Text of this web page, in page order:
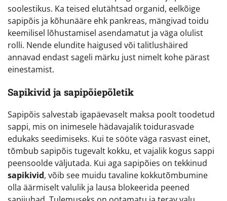
soolestikus. Ka teised elutähtsad organid, eelkõige
sapipõis ja kõhunääre ehk pankreas, mängivad toidu
keemilisel lõhustamisel asendamatut ja väga olulist
rolli. Nende elundite haigused või talitlushäired
annavad endast sageli märku just nimelt kohe pärast
einestamist.
Sapikivid ja sapipõiepõletik
Sapipõis salvestab igapäevaselt maksa poolt toodetud
sappi, mis on inimesele hädavajalik toidurasvade
edukaks seedimiseks. Kui te sööte väga rasvast einet,
tõmbub sapipõis tugevalt kokku, et vajalik kogus sappi
peensoolde väljutada. Kui aga sapipõies on tekkinud
sapikivid, võib see muidu tavaline kokkutõmbumine
olla äärmiselt valulik ja lausa blokeerida peened